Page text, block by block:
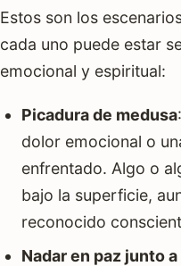
Estos son los
cada uno puede estar
emocional y espiritual:
Picadura de medusa
dolor emocional o
enfrentado. Algo o
bajo la superficie,
reconocido
Nadar en paz junto